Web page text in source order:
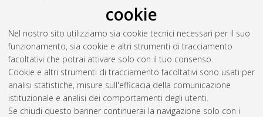
cookie
Nel nostro sito utilizziamo sia cookie tecnici necessari per il suo
funzionamento, sia cookie e altri strumenti di tracciamento
facoltativi che potrai attivare solo con il tuo consenso.
Cookie e altri strumenti di tracciamento facoltativi sono usati per
analisi statistiche, misure sull'efficacia della comunicazione
istituzionale e analisi dei comportamenti degli utenti.
Se chiudi questo banner continuerai la navigazione solo con i
Gestione del documento: